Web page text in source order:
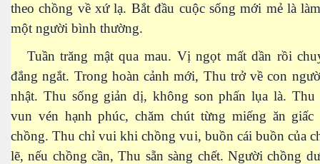
theo chồng về xứ lạ. Bắt đầu cuộc sống mới mẻ là
một người bình thường.
Tuần trăng mật qua mau. Vị ngọt mất dần rồi
đắng ngắt. Trong hoàn cảnh mới, Thu trở về con
nhật. Thu sống giản dị, không son phấn lụa là. Thu
vun vén hạnh phúc, chăm chút từng miếng ăn giấc
chồng. Thu chỉ vui khi chồng vui, buồn cái buồn của
lẽ, nếu chồng cần, Thu sẵn sàng chết. Người chồng
heo